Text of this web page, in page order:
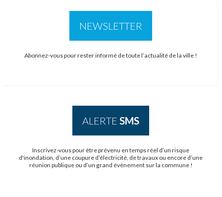
NEWSLETTER
Abonnez-vous pour rester informé de toute l’actualité de la ville !
ALERTESMS
Inscrivez-vous pour être prévenu en temps réel d’un risque
d'inondation, d’une coupure d’électricité, de travaux ou encore d’une
réunion publique ou d’un grand événement sur la commune !